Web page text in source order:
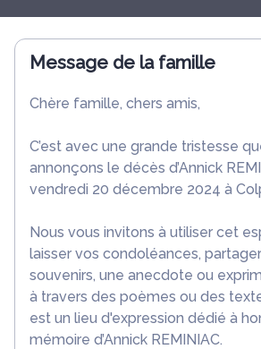
Message de la famille
Chère famille, chers amis,
C’est avec une grande tristesse
annonçons le décès d’Annick
vendredi 20 décembre 2024 à
Nous vous invitons à utiliser cet
laisser vos condoléances,
souvenirs, une anecdote ou
à travers des poèmes ou des
est un lieu d'expression dédié à
mémoire d’Annick REMINIAC.